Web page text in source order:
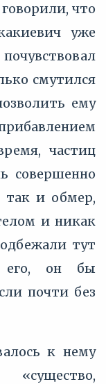
что
уже
смутился
ему
частиц
совершенно
так и обмер,
и никак
тут
его, он бы
почти без
к нему